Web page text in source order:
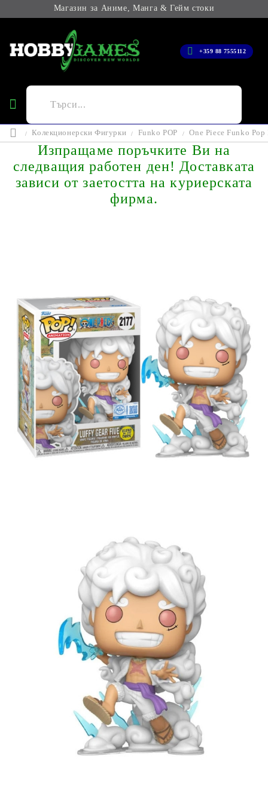
Магазин за Аниме, Манга & Гейм стоки
+359 88 7555112
Колекционерски Фигурки Funko POP One Piece Funko
Изпращаме поръчките Ви на
следващия работен ден! Доставката
зависи от заетостта на куриерската
фирма.
Share Tweet